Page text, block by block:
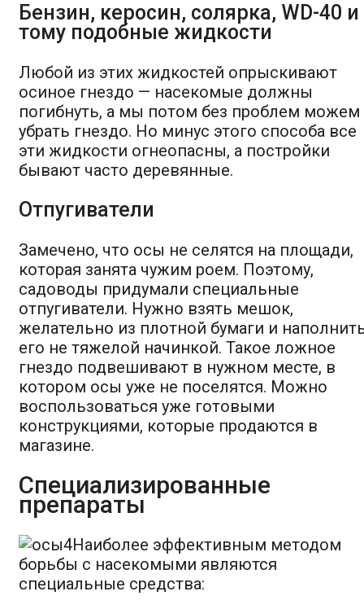
Бензин, керосин, солярка, WD-40 и
тому подобные жидкости
Любой из этих жидкостей опрыскивают
осиное гнездо — насекомые должны
погибнуть, а мы потом без проблем можем
убрать гнездо. Но минус этого способа все
эти жидкости огнеопасны, а постройки
бывают часто деревянные.
Отпугиватели
Замечено, что осы не селятся на площади,
которая занята чужим роем. Поэтому,
садоводы придумали специальные
отпугиватели. Нужно взять мешок,
желательно из плотной бумаги и
его не тяжелой начинкой. Такое ложное
гнездо подвешивают в нужном месте, в
котором осы уже не поселятся. Можно
воспользоваться уже готовыми
конструкциями, которые продаются в
магазине.
Специализированные
препараты
Наиболее эффективным методом
борьбы с насекомыми являются
специальные средства: